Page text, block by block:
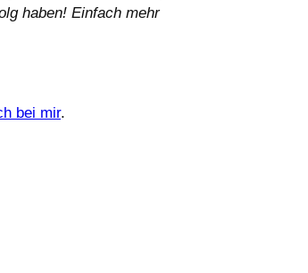
haben! Einfach mehr
bei mir.